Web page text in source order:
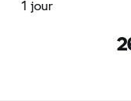
1 jour